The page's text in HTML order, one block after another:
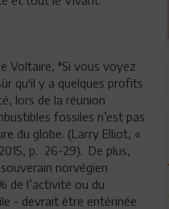
Voltaire, "Si vous voyez
qu'il y a quelques profits
lors de la réunion
fossiles n’est pas
du globe. (Larry Elliot, «
p. 26-29). De plus,
norvégien
de l’activité ou du
- devrait être entérinée